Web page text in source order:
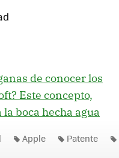
de conocer los
Este concepto,
boca hecha agua
Apple Patente